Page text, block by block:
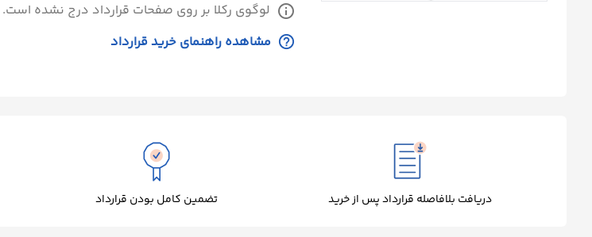
info لوگوی رکلا بر روی صفحات قرارداد درج نشده است.
help_outline مشاهده راهنمای خرید قرارداد
دریافت بلافاصله قرارداد پس از خرید تضمین کامل بودن قرارداد